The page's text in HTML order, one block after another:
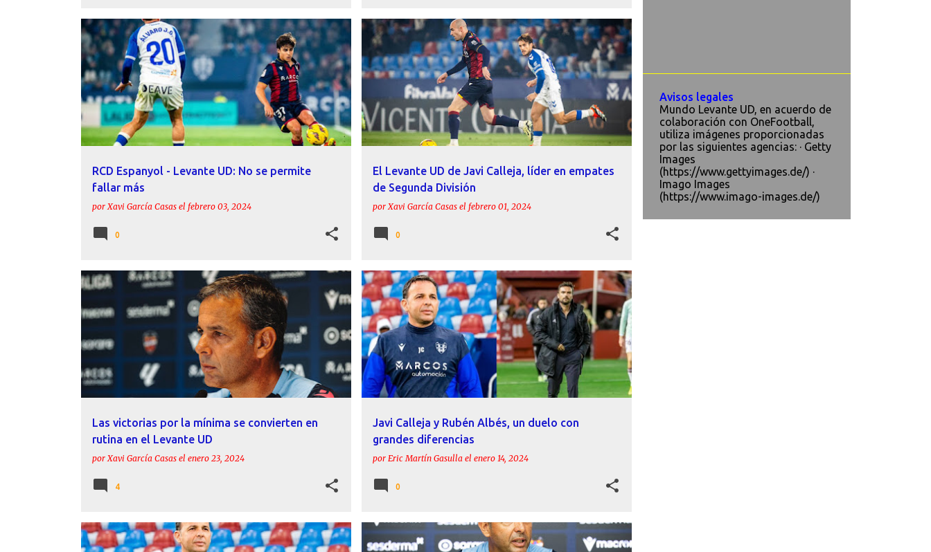
RCD Espanyol - Levante UD: No se permite
fallar más
porXavi García Casas el febrero 03, 2024
ACTUALIDAD CALLEJA LEVANTE UD PREVIAS +
RCD ESPANYOL
0
El Levante UD de Javi Calleja, líder en empates
de Segunda División
porXavi García Casas el febrero 01, 2024
ACTUALIDAD CALLEJA ESTADÍSTICAS INFORME
+
LEVANTE UD
0
Las victorias por la mínima se convierten en
rutina en el Levante UD
porXavi García Casas el enero 23, 2024
ESTADÍSTICAS INFORME
+
LEVANTE UD
4
Javi Calleja y Rubén Albés, un duelo con
grandes diferencias
por Eric Martín Gasulla el enero 14, 2024
ALBACETE BALOMPIÉ CALLEJA ESTADÍSTICAS
INFORME +
LEVANTE UD
0
ACTUALIDAD CALLEJA JUANFRAN LEVANTE CALLEJA DECLARACIONES LEVANTE
Avisos legales
Mundo Levante UD, en acuerdo de
colaboración con OneFootball,
utiliza imágenes proporcionadas
por las siguientes agencias: · Getty
Images
(https://www.gettyimages.de/) ·
Imago Images
(https://www.imago-images.de/)